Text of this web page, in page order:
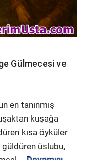
Gülmecesi ve
en tanınmış
kuşağa
kısa öyküler
güldüren üslubu,